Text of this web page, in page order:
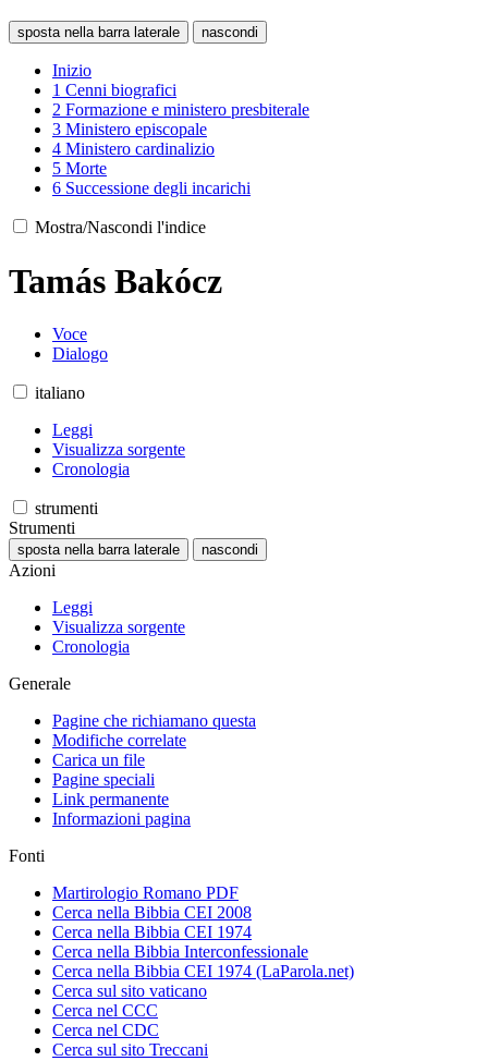
sposta nella barra laterale nascondi
Inizio
1 Cenni biografici
2 Formazione e ministero presbiterale
3 Ministero episcopale
4 Ministero cardinalizio
5 Morte
6 Successione degli incarichi
Mostra/Nascondi l'indice
Tamás Bakócz
Voce
Dialogo
italiano
Leggi
Visualizza sorgente
Cronologia
strumenti
Strumenti
sposta nella barra laterale nascondi
Azioni
Leggi
Visualizza sorgente
Cronologia
Generale
Pagine che richiamano questa
Modifiche correlate
Carica un file
Pagine speciali
Link permanente
Informazioni pagina
Fonti
Martirologio Romano PDF
Cerca nella Bibbia CEI 2008
Cerca nella Bibbia CEI 1974
Cerca nella Bibbia Interconfessionale
Cerca nella Bibbia CEI 1974 (LaParola.net)
Cerca sul sito vaticano
Cerca nel CCC
Cerca nel CDC
Cerca sul sito Treccani